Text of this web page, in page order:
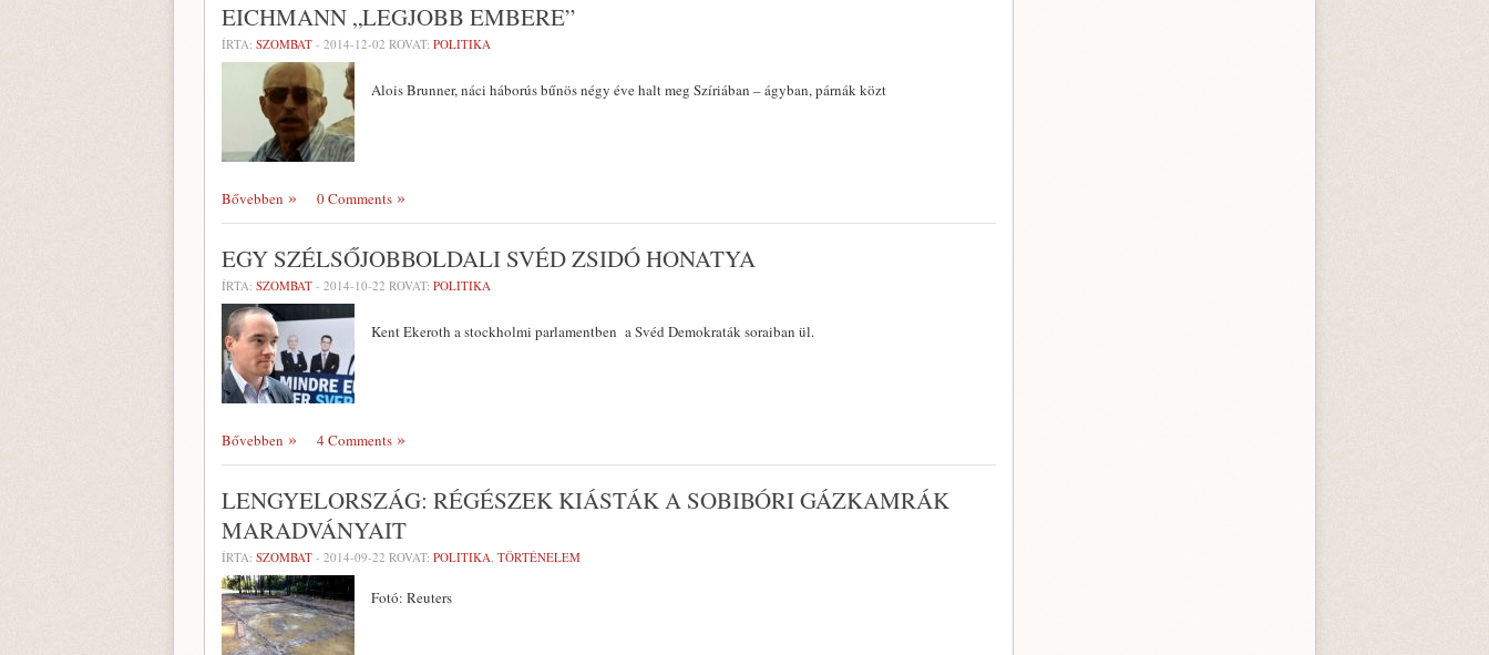
EICHMANN „LEGJOBB EMBERE”
ÍRTA: SZOMBAT - 2014-12-02 ROVAT: POLITIKA
Alois Brunner, náci háborús bűnös négy éve halt meg Szíriában – ágyban, párnák közt
Bővebben 0 Comments
EGY SZÉLSŐJOBBOLDALI SVÉD ZSIDÓ HONATYA
ÍRTA: SZOMBAT - 2014-10-22 ROVAT: POLITIKA
Kent Ekeroth a stockholmi parlamentben a Svéd Demokraták soraiban ül.
Bővebben 4 Comments
LENGYELORSZÁG: RÉGÉSZEK KIÁSTÁK A SOBIBÓRI GÁZKAMRÁK
MARADVÁNYAIT
ÍRTA: SZOMBAT - 2014-09-22 ROVAT: POLITIKA, TÖRTÉNELEM
Fotó: Reuters